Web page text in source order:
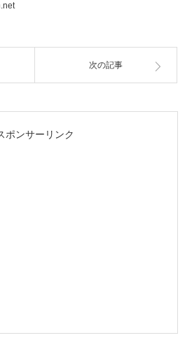
次の記事
ポンサーリンク